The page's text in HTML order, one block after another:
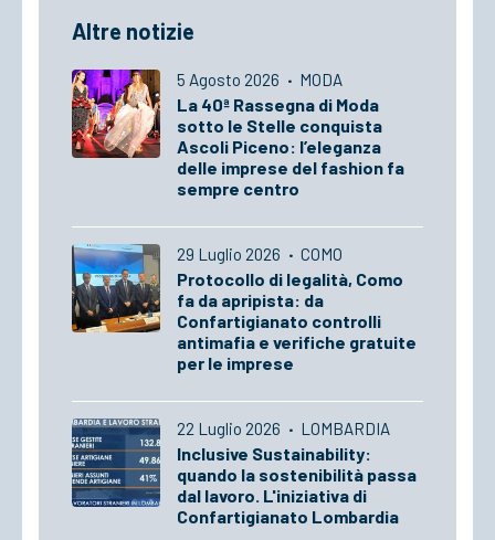
Altre notizie
5 Agosto 2026 · MODA
La 40ª Rassegna di Moda
sotto le Stelle conquista
Ascoli Piceno: l’eleganza
delle imprese del fashion fa
sempre centro
29 Luglio 2026 · COMO
Protocollo di legalità, Como
fa da apripista: da
Confartigianato controlli
antimafia e verifiche gratuite
per le imprese
22 Luglio 2026 · LOMBARDIA
Inclusive Sustainability:
quando la sostenibilità passa
dal lavoro. L'iniziativa di
Confartigianato Lombardia